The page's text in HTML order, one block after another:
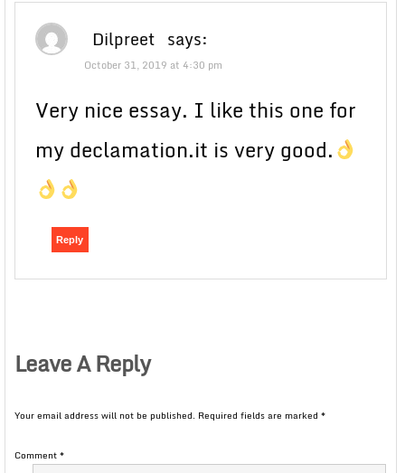
Dilpreet says:
October 31, 2019 at 4:30 pm
Very nice essay. I like this one for
my declamation.it is very good.
Reply
Leave A Reply
Your email address will not be published. Required fields are marked *
Comment*